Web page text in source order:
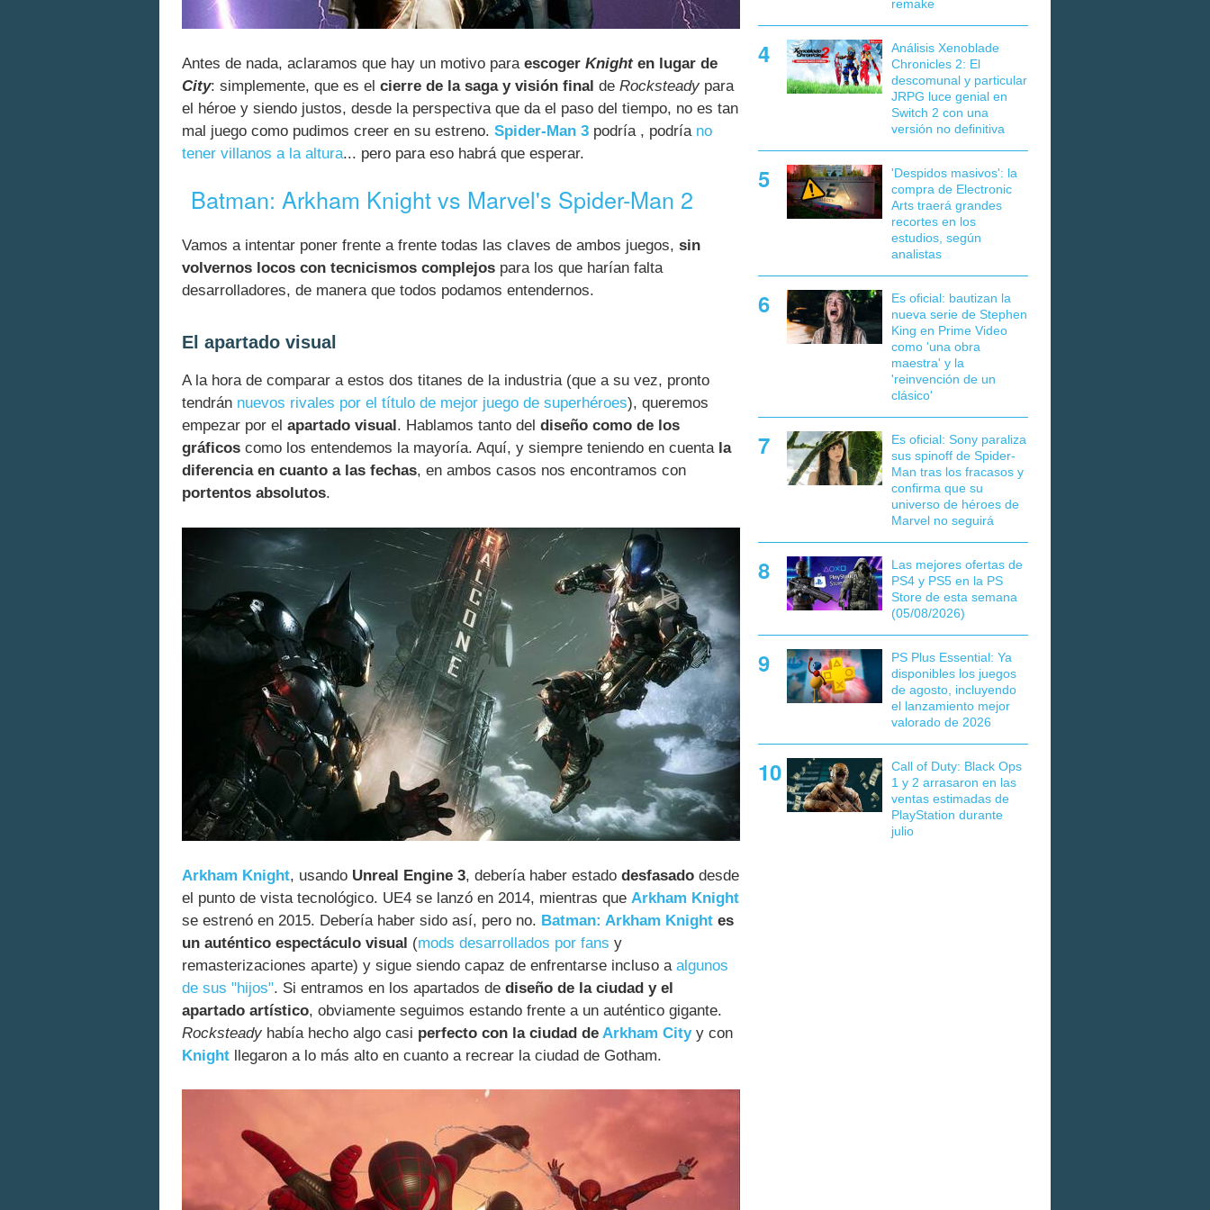
Antes de nada, aclaramos que hay un motivo para escoger Knighten lugar de
City: simplemente, que es el cierre de la saga y visión final de Rocksteady para
el héroe y siendo justos, desde la perspectiva que da el paso del tiempo, no es tan
mal juego como pudimos creer en su estreno. Spider-Man 3 podría , podría no
tener villanos a la altura... pero para eso habrá que esperar.
Batman: Arkham Knight vs Marvel's Spider-Man 2
Vamos a intentar poner frente a frente todas las claves de ambos juegos, sin
volvernos locos con tecnicismos complejos para los que harían falta
desarrolladores, de manera que todos podamos entendernos.
El apartado visual
A la hora de comparar a estos dos titanes de la industria (que a su vez, pronto
tendrán nuevos rivales por el título de mejor juego de superhéroes), queremos
empezar por el apartado visual . Hablamos tanto del diseño como de los
gráficos como los entendemos la mayoría. Aquí, y siempre teniendo en cuenta la
diferencia en cuanto a las fechas, en ambos casos nos encontramos con
portentos absolutos.
Arkham Knight, usando Unreal Engine 3, debería haber estado desfasado desde
el punto de vista tecnológico. UE4 se lanzó en 2014, mientras que Arkham Knight
se estrenó en 2015. Debería haber sido así, pero no. Batman: Arkham Knight es
un auténtico espectáculo visual (mods desarrollados por fans y
remasterizaciones aparte) y sigue siendo capaz de enfrentarse incluso a algunos
de sus "hijos". Si entramos en los apartados de diseño de la ciudad y el
apartado artístico, obviamente seguimos estando frente a un auténtico gigante.
Rocksteady había hecho algo casi perfecto con la ciudad de Arkham Cityy con
Knight llegaron a lo más alto en cuanto a recrear la ciudad de Gotham.
remake
Análisis Xenoblade
Chronicles 2: El
descomunal y particular
JRPG luce genial en
Switch 2 con una
versión no definitiva
'Despidos masivos': la
compra de Electronic
Arts traerá grandes
recortes en los
estudios, según
analistas
Es oficial: bautizan la
nueva serie de Stephen
King en Prime Video
como 'una obra
maestra' y la
'reinvención de un
clásico'
Es oficial: Sony paraliza
sus spinoff de Spider-
Man tras los fracasos y
confirma que su
universo de héroes de
Marvel no seguirá
Las mejores ofertas de
PS4 y PS5 en la PS
Store de esta semana
(05/08/2026)
PS Plus Essential: Ya
disponibles los juegos
de agosto, incluyendo
el lanzamiento mejor
valorado de 2026
Call of Duty: Black Ops
1 y 2 arrasaron en las
ventas estimadas de
PlayStation durante
julio